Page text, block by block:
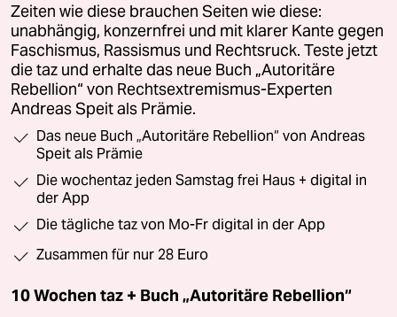
Zeiten wie diese brauchen Seiten wie diese:
unabhängig, konzernfrei und mit klarer Kante gegen
Faschismus, Rassismus und Rechtsruck. Teste jetzt
die taz und erhalte das neue Buch „Autoritäre
Rebellion“ von Rechtsextremismus-Experten
Andreas Speit als Prämie.
Das neue Buch „Autoritäre Rebellion“ von Andreas
Speit als Prämie
Die wochentaz jeden Samstag frei Haus + digital in
der App
Die tägliche taz von Mo-Fr digital in der App
Zusammen für nur 28 Euro
10 Wochen taz + Buch „Autoritäre Rebellion“